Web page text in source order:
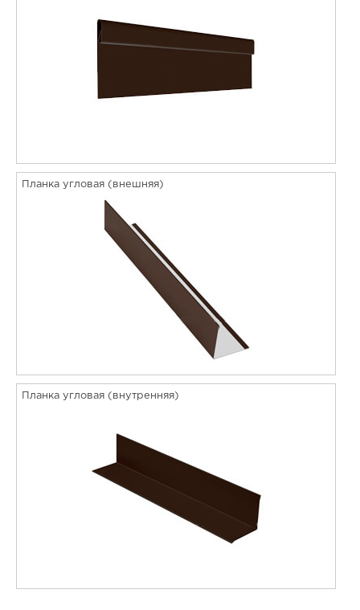
Планка угловая (внешняя)
Планка угловая (внутренняя)